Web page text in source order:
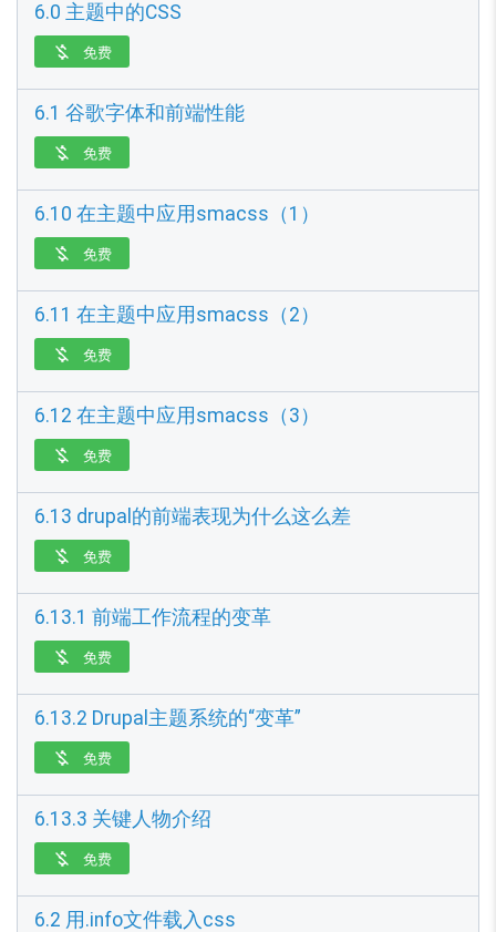
6.0 主题中的CSS
 免费
6.1 谷歌字体和前端性能
 免费
6.10 在主题中应用smacss（1）
 免费
6.11 在主题中应用smacss（2）
 免费
6.12 在主题中应用smacss（3）
 免费
6.13 drupal的前端表现为什么这么差
 免费
6.13.1 前端工作流程的变革
 免费
6.13.2 Drupal主题系统的“变革”
 免费
6.13.3 关键人物介绍
 免费
6.2 用.info文件载入css